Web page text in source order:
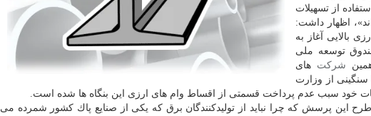
از تسهیلات
اظهار داشت:
بالایی آغاز به
توسعه ملی
شركت های
از وزارت
خود سبب عدم پرداخت قسمتی از اقساط وام های ارزی این بنگاه ها شده است.
این پرسش كه چرا نباید از تولیدكنندگان برق كه یكی از صنایع پاك كشور شمرده می